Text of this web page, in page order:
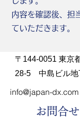
内容を確認後、担
ていただきます。
〒144-0051 東京
28-5 中島ビル地
info@japan-dx.com
お問合